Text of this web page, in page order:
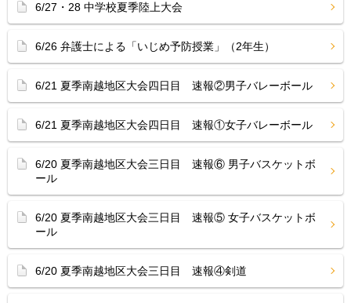
6/27・28 中学校夏季陸上大会
6/26 弁護士による「いじめ予防授業」（2年生）
6/21 夏季南越地区大会四日目 速報②男子バレーボール
6/21 夏季南越地区大会四日目 速報①女子バレーボール
6/20 夏季南越地区大会三日目 速報⑥ 男子バスケットボ
ール
6/20 夏季南越地区大会三日目 速報⑤ 女子バスケットボ
ール
6/20 夏季南越地区大会三日目 速報④剣道